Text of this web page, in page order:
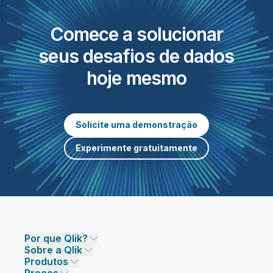
para ambientes SAP.
Leia mais
Comece a solucionar
seus desafios de dados
hoje mesmo
Solicite uma demonstração
Experimente gratuitamente
Por que Qlik?
Por que Qlik
Confiança e Segurança
Sobre a Qlik
Empresa
Produtos